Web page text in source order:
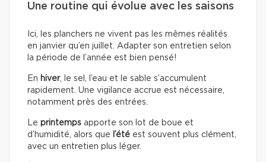
Une routine qui évolue avec les saisons
Ici, les planchers ne vivent pas les mêmes réalités
en janvier qu’en juillet. Adapter son entretien selon
la période de l’année est bien pensé!
En hiver, le sel, l’eau et le sable s’accumulent
rapidement. Une vigilance accrue est nécessaire,
notamment près des entrées.
Le printemps apporte son lot de boue et
d’humidité, alors que l’été est souvent plus clément,
avec un entretien plus léger.